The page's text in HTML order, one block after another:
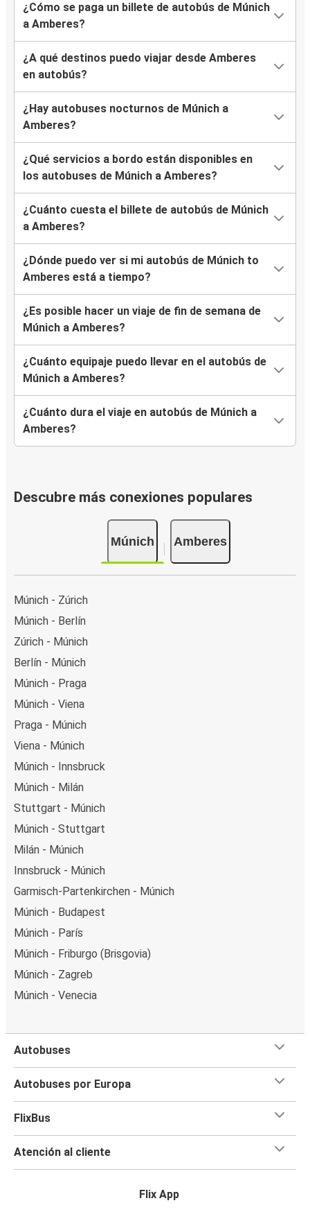
¿Cómo se paga un billete de autobús de Múnich
a Amberes?
¿A qué destinos puedo viajar desde Amberes
en autobús?
¿Hay autobuses nocturnos de Múnich a
Amberes?
¿Qué servicios a bordo están disponibles en
los autobuses de Múnich a Amberes?
¿Cuánto cuesta el billete de autobús de Múnich
a Amberes?
¿Dónde puedo ver si mi autobús de Múnich to
Amberes está a tiempo?
¿Es posible hacer un viaje de fin de semana de
Múnich a Amberes?
¿Cuánto equipaje puedo llevar en el autobús de
Múnich a Amberes?
¿Cuánto dura el viaje en autobús de Múnich a
Amberes?
Descubre más conexiones populares
Múnich Amberes
Múnich - Zúrich
Múnich - Berlín
Zúrich - Múnich
Berlín - Múnich
Múnich - Praga
Múnich - Viena
Praga - Múnich
Viena - Múnich
Múnich - Innsbruck
Múnich - Milán
Stuttgart - Múnich
Múnich - Stuttgart
Milán - Múnich
Innsbruck - Múnich
Garmisch-Partenkirchen - Múnich
Múnich - Budapest
Múnich - París
Múnich - Friburgo (Brisgovia)
Múnich - Zagreb
Múnich - Venecia
Autobuses
Autobuses por Europa
FlixBus
Atención al cliente
Flix App